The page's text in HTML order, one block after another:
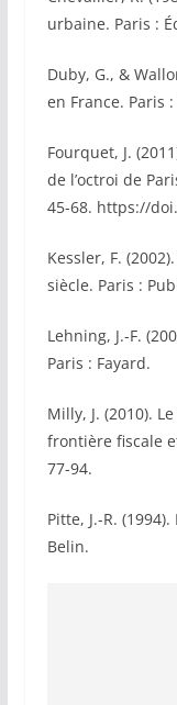
urbaine. Paris :
Duby, G., &
en France. Paris
Fourquet, J.
de l’octroi de
45-68. https://
Kessler, F.
siècle. Paris :
Lehning, J.-F.
Paris : Fayard.
Milly, J. (2010).
frontière fiscale
77-94.
Pitte, J.-R.
Belin.